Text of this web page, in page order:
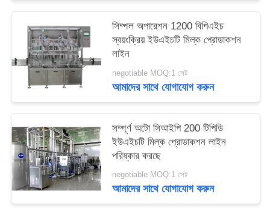
সিম্পল অপারেশন 1200 বিপিএইচ
স্বয়ংক্রিয় ইউএইচটি মিল্ক প্রোডাকশন
লাইন
negotiable MOQ:1 সেট
আমাদের সাথে যোগাযোগ করুন
সম্পূর্ণ অটো সিআইপি 200 টিপিডি
ইউএইচটি মিল্ক প্রোডাকশন লাইন
পরিষ্কার করছে
negotiable MOQ:1 সেট
আমাদের সাথে যোগাযোগ করুন